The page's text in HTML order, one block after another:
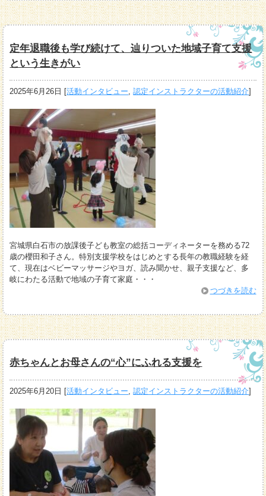
定年退職後も学び続けて、辿りついた地域子育て支援
という生きがい
2025年6月26日 [活動インタビュー,認定インストラクターの活動紹介]
宮城県白石市の放課後子ども教室の総括コーディネーターを務める72
歳の櫻田和子さん。特別支援学校をはじめとする長年の教職経験を経
て、現在はベビーマッサージやヨガ、読み聞かせ、親子支援など、多
岐にわたる活動で地域の子育て家庭・・・
つづきを読む
赤ちゃんとお母さんの“心”にふれる支援を
2025年6月20日 [活動インタビュー,認定インストラクターの活動紹介]